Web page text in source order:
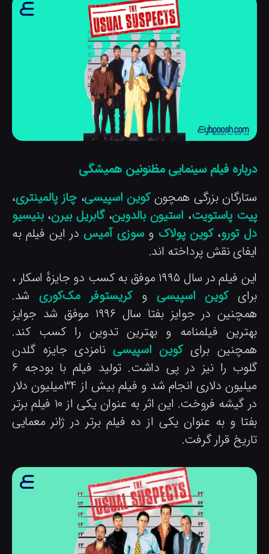
فیلم سینمایی مظنونین همیشگی
بزرگی همچونکوین اسپیسی،چاز پالمینتری،
پاستویت،استیون بالدوین،گابریل بیرن،بنیسیو
تورو،کوین پولاکوسوزی آمیسدر این فیلم به
نقش پرداخته اند.
این فیلم در سال ۱۹۹۵ موفق به کسب دو جایزهٔ اسکار ،
کوین اسپیسیو کریستوفر مک‌کوریشد.
همچنین در جوایز بفتا سال ۱۹۹۶ موفق شد جوایز
فیلمنامه و بهترین تدوین را کسب کند.
برایکوین اسپیسینامزدی جایزه گلدن
گلوب را نیز در پی داشت. تولید فیلم با بودجه ۶
میلیون دلاری انجام شد و فیلم بیش از 34میلیون دلار
در گیشه فروخت. این اثر به عنوان یکی از ۱۰ فیلم برتر
و به عنوان یکی از ده فیلم برتر در ژانر معمایی
قرار گرفت.